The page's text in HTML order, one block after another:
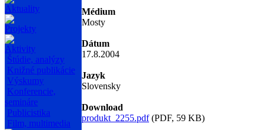
Aktuality
Projekty
Aktivity
Štúdie, analýzy
Knižné publikácie
Výskumy
Konferencie,
semináre
Publicistika
Film, multimedia
Médium
Mosty
Dátum
17.8.2004
Jazyk
Slovensky
Download
produkt_2255.pdf(PDF, 59 KB)